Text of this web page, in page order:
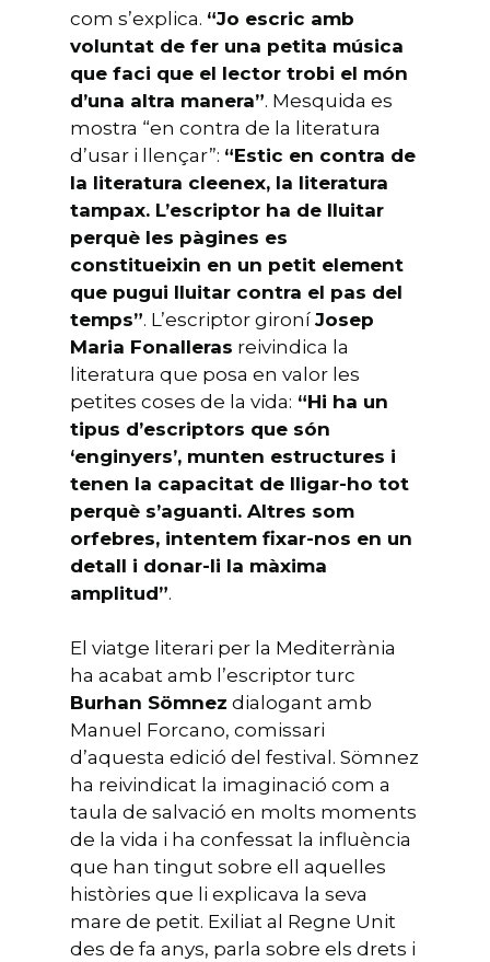
com s’explica. “Jo escric amb
voluntat de fer una petita música
que faci que el lector trobi el món
d’una altra manera”. Mesquida es
mostra “en contra de la literatura
d’usar i llençar”: “Estic en contra de
la literatura cleenex, la literatura
tampax. L’escriptor ha de lluitar
perquè les pàgines es
constitueixin en un petit element
que pugui lluitar contra el pas del
temps”. L’escriptor gironí Josep
Maria Fonalleras reivindica la
literatura que posa en valor les
petites coses de la vida: “Hi ha un
tipus d’escriptors que són
‘enginyers’, munten estructures i
tenen la capacitat de lligar-ho tot
perquè s’aguanti. Altres som
orfebres, intentem fixar-nos en un
detall i donar-li la màxima
amplitud”.
El viatge literari per la Mediterrània
ha acabat amb l’escriptor turc
Burhan Sömnez dialogant amb
Manuel Forcano, comissari
d’aquesta edició del festival. Sömnez
ha reivindicat la imaginació com a
taula de salvació en molts moments
de la vida i ha confessat la influència
que han tingut sobre ell aquelles
històries que li explicava la seva
mare de petit. Exiliat al Regne Unit
des de fa anys, parla sobre els drets i